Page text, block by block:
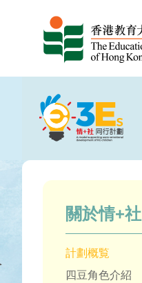
關於情+社
計劃概覧
四豆角色介紹